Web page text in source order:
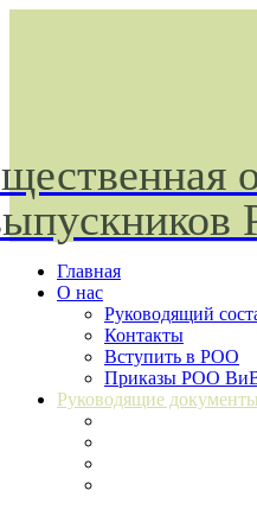
Главная
О нас
Руководящий
Контакты
Вступить в РОО
Приказы РОО
Руководящие документы